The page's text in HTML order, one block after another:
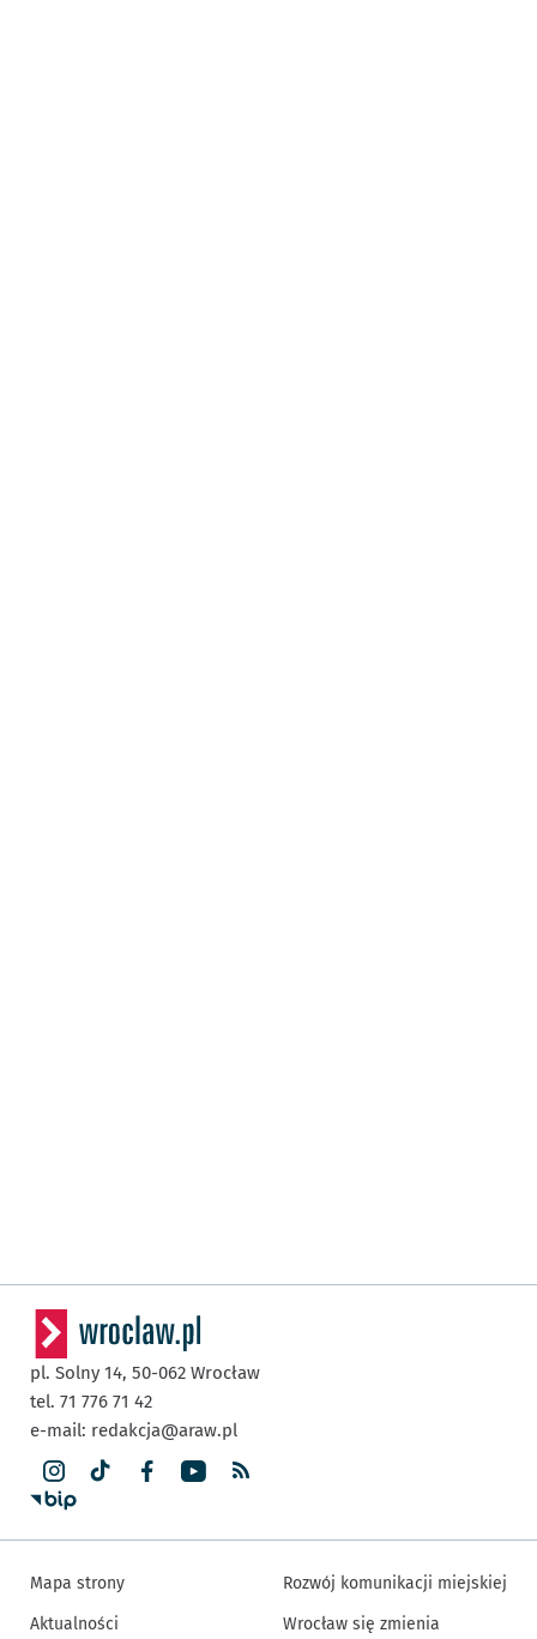
pl. Solny 14, 50-062 Wrocław
tel. 71 776 71 42
e-mail: redakcja@araw.pl
Mapa strony
Aktualności
Rozwój komunikacji miejskiej
Wrocław się zmienia